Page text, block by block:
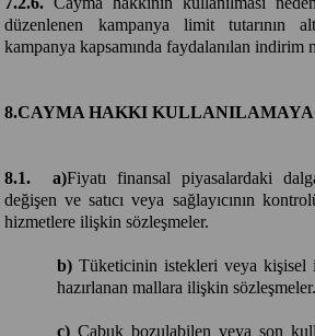
düzenlenen kampanya limit tutarının
kampanya kapsamında faydalanılan indirim
8.CAYMA HAKKI
8.1. a)Fiyatı finansal piyasalardaki
değişen ve satıcı veya sağlayıcının
hizmetlere ilişkin sözleşmeler.
b) Tüketicinin istekleri veya kişisel
hazırlanan mallara ilişkin sözleşmeler.
c) Çabuk bozulabilen veya son